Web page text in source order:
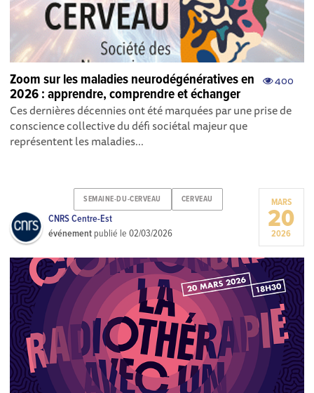
400
Zoom sur les maladies neurodégénératives en
2026 : apprendre, comprendre et échanger
Ces dernières décennies ont été marquées par une prise de
conscience collective du défi sociétal majeur que
représentent les maladies...
SEMAINE-DU-CERVEAU CERVEAU
CNRS Centre-Est
événement publié le02/03/2026
MARS
20
2026